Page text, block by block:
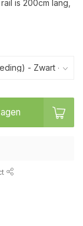
is 200cm lang,